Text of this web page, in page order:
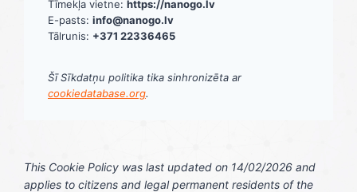
Tīmekļa vietne: https://nanogo.lv
E-pasts: info@nanogo.lv
Tālrunis: +371 22336465
Šī Sīkdatņu politika tika sinhronizēta ar
cookiedatabase.org.
This Cookie Policy was last updated on 14/02/2026 and
applies to citizens and legal permanent residents of the